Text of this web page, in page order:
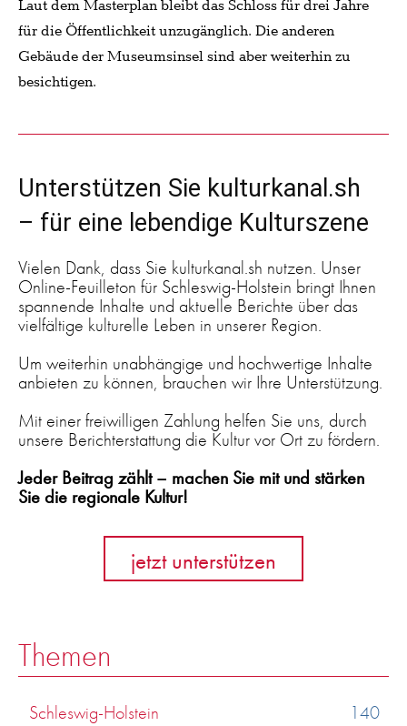
Laut dem Masterplan bleibt das Schloss für drei Jahre
für die Öffentlichkeit unzugänglich. Die anderen
Gebäude der Museumsinsel sind aber weiterhin zu
besichtigen.
Unterstützen Sie kulturkanal.sh
– für eine lebendige Kulturszene
Vielen Dank, dass Sie kulturkanal.sh nutzen. Unser
Online-Feuilleton für Schleswig-Holstein bringt Ihnen
spannende Inhalte und aktuelle Berichte über das
vielfältige kulturelle Leben in unserer Region.
Um weiterhin unabhängige und hochwertige Inhalte
anbieten zu können, brauchen wir Ihre Unterstützung.
Mit einer freiwilligen Zahlung helfen Sie uns, durch
unsere Berichterstattung die Kultur vor Ort zu fördern.
Jeder Beitrag zählt – machen Sie mit und stärken
Sie die regionale Kultur!
jetzt unterstützen
Themen
Schleswig-Holstein
140